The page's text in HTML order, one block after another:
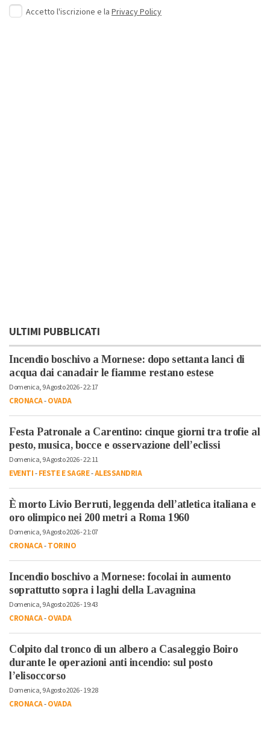
Accetto l'iscrizione e la Privacy Policy
ULTIMI PUBBLICATI
Incendio boschivo a Mornese: dopo settanta lanci di
acqua dai canadair le fiamme restano estese
Domenica, 9 Agosto 2026 - 22:17
CRONACA-OVADA
Festa Patronale a Carentino: cinque giorni tra trofie al
pesto, musica, bocce e osservazione dell’eclissi
Domenica, 9 Agosto 2026 - 22:11
EVENTI-FESTE E SAGRE-ALESSANDRIA
È morto Livio Berruti, leggenda dell’atletica italiana e
oro olimpico nei 200 metri a Roma 1960
Domenica, 9 Agosto 2026 - 21:07
CRONACA-TORINO
Incendio boschivo a Mornese: focolai in aumento
soprattutto sopra i laghi della Lavagnina
Domenica, 9 Agosto 2026 - 19:43
CRONACA-OVADA
Colpito dal tronco di un albero a Casaleggio Boiro
durante le operazioni anti incendio: sul posto
l’elisoccorso
Domenica, 9 Agosto 2026 - 19:28
CRONACA-OVADA